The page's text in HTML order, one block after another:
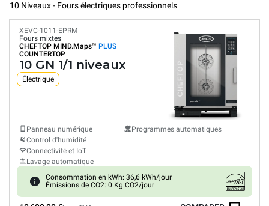
10 Niveaux - Fours électriques professionnels
XEVC-1011-EPRM
Fours mixtes
CHEFTOP MIND.Maps™ PLUS
COUNTERTOP
10 GN 1/1 niveaux
Électrique
Panneau numérique
Control d'humidité
Connectivité et IoT
Lavage automatique
Programmes automatiques
Consommation en kWh: 36,6 kWh/jour
Émissions de CO2: 0 Kg CO2/jour